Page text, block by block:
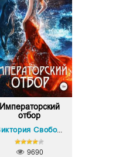
Императорский
отбор
Виктория Свободина
9690